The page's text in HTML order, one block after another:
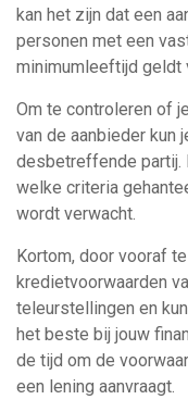
kan het zijn dat een
personen met een
minimumleeftijd geldt
Om te controleren of
van de aanbieder kun
desbetreffende partij.
welke criteria
wordt verwacht.
Kortom, door vooraf
kredietvoorwaarden
teleurstellingen en
het beste bij jouw
de tijd om de
een lening aanvraagt.